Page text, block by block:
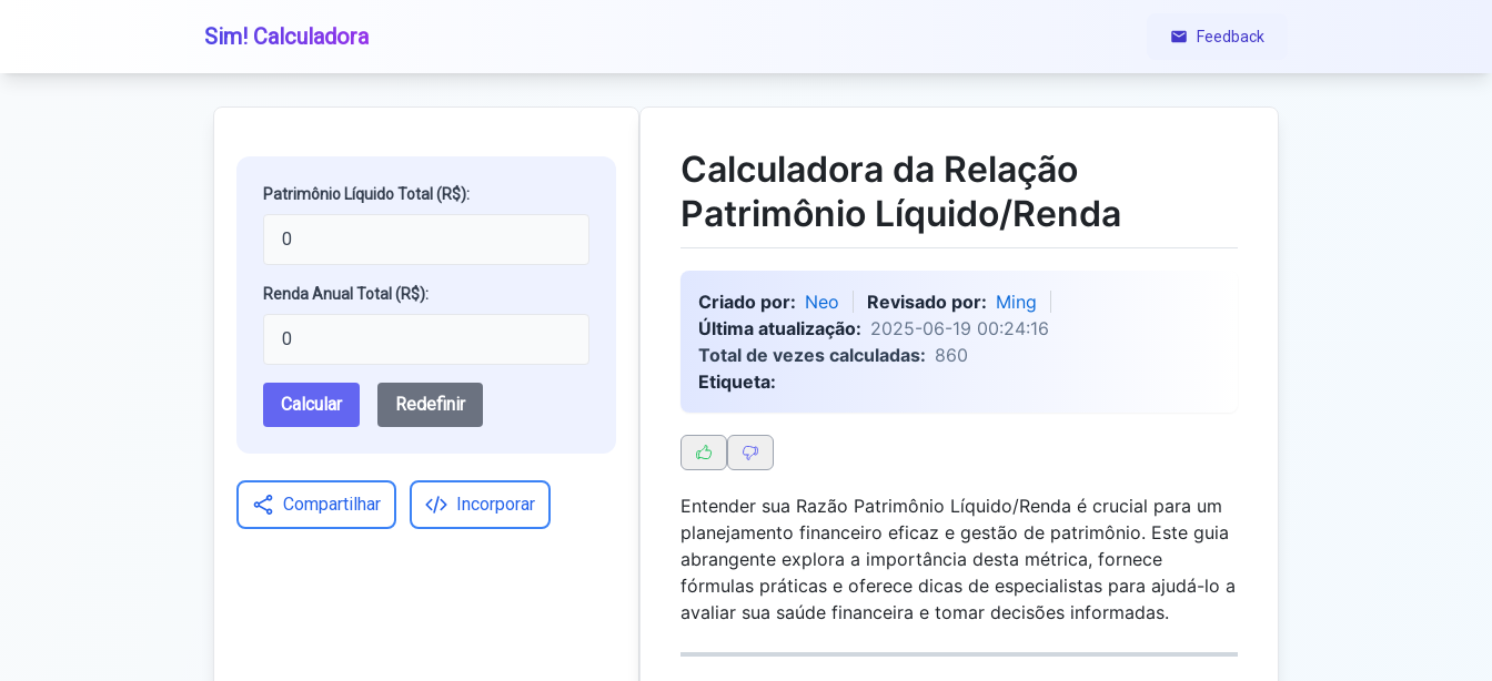
Sim! Calculadora Feedback
Patrimônio Líquido Total (R$):
Renda Anual Total (R$):
Calcular Redefinir
Compartilhar Incorporar
Calculadora da Relação
Patrimônio Líquido/Renda
Criado por: Neo Revisado por: Ming
Última atualização: 2025-06-19 00:24:16
Total de vezes calculadas: 860
Etiqueta:
Entender sua Razão Patrimônio Líquido/Renda é crucial para um
planejamento financeiro eficaz e gestão de patrimônio. Este guia
abrangente explora a importância desta métrica, fornece
fórmulas práticas e oferece dicas de especialistas para ajudá-lo a
avaliar sua saúde financeira e tomar decisões informadas.